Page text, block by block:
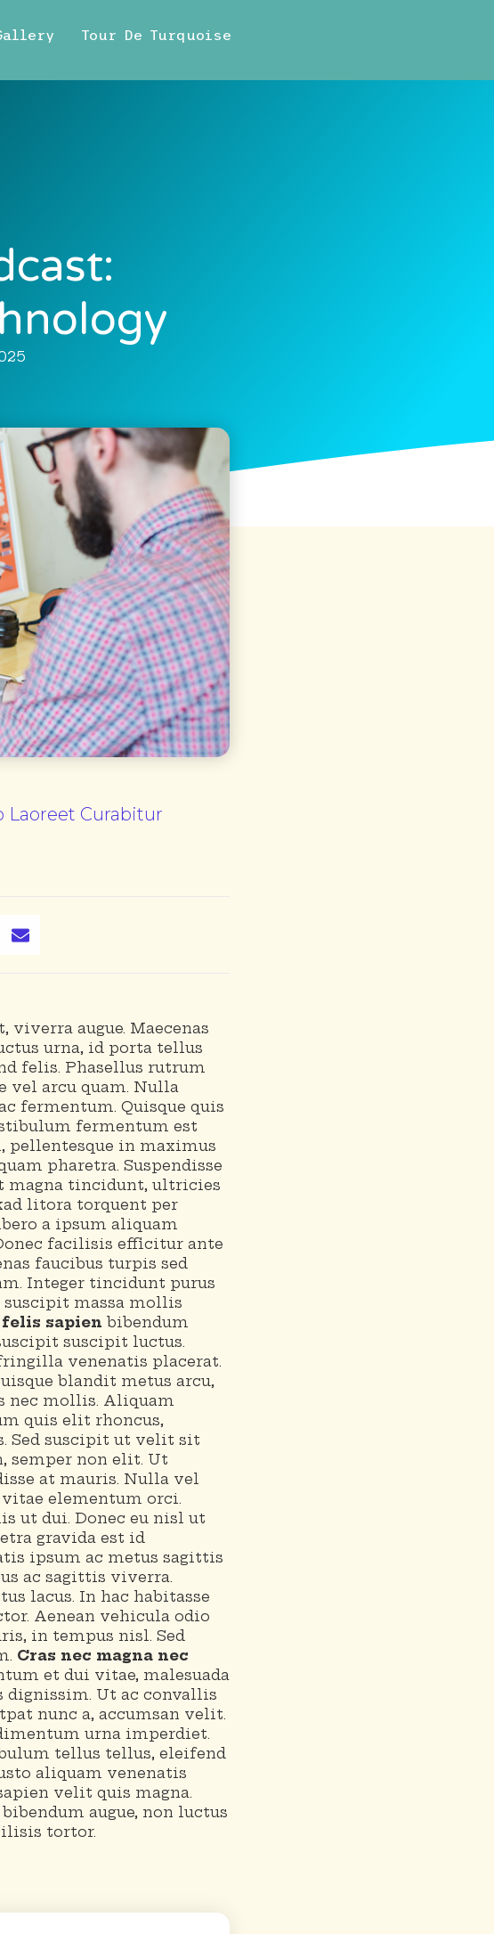
Tour De Turquoise
Laoreet Curabitur
augue. Maecenas
urna, id porta tellus
felis. Phasellus rutrum
vel arcu quam. Nulla
fermentum. Quisque quis
fermentum est
pellentesque in maximus
pharetra. Suspendisse
magna tincidunt, ultricies
litora torquent per
a ipsum aliquam
facilisis efficitur ante
faucibus turpis sed
Integer tincidunt purus
suscipit massa mollis
sapien bibendum
suscipit luctus.
venenatis placerat.
blandit metus arcu,
nec mollis. Aliquam
quis elit rhoncus,
Sed suscipit ut velit sit
semper non elit. Ut
at mauris. Nulla vel
elementum orci.
ut dui. Donec eu nisl ut
gravida est id
ipsum ac metus sagittis
ac sagittis viverra.
lacus. In hac habitasse
Aenean vehicula odio
in tempus nisl. Sed
Cras nec magna nec
et dui vitae, malesuada
dignissim. Ut ac convallis
nunc a, accumsan velit.
urna imperdiet.
tellus tellus, eleifend
aliquam venenatis
velit quis magna.
augue, non luctus
tortor.